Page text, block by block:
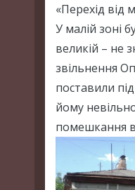
«Перехід від
У малій зоні
великій – не
звільнення
поставили
йому
помешкання